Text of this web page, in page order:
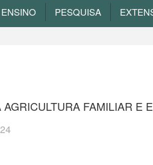
ENSINO PESQUISA
AGRICULTURA FAMILIAR E